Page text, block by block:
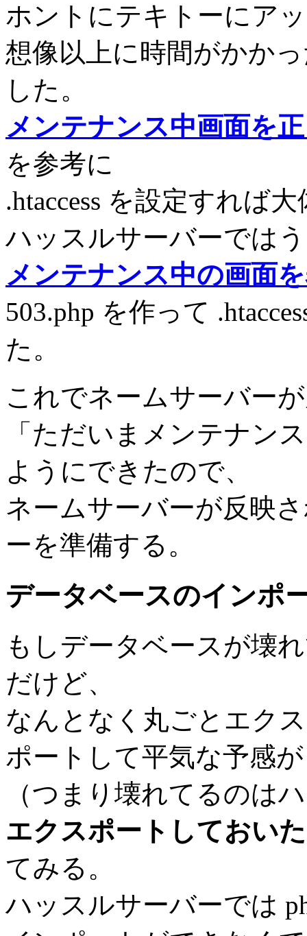
ホントにテキトーにア
想像以上に時間がかか
した。
メンテナンス中画面を
を参考に
.htaccess を設定すれば
ハッスルサーバーでは
メンテナンス中の画面
503.php を作って
た。
これでネームサーバー
「ただいまメンテナン
ようにできたので、
ネームサーバーが反映
ーを準備する。
データベースのインポ
もしデータベースが壊
だけど、
なんとなく丸ごとエク
ポートして平気な予感
（つまり壊れてるのは
エクスポートしておい
てみる。
ハッスルサーバーでは